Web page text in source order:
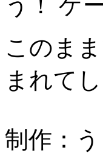
このま
まれて
制作：